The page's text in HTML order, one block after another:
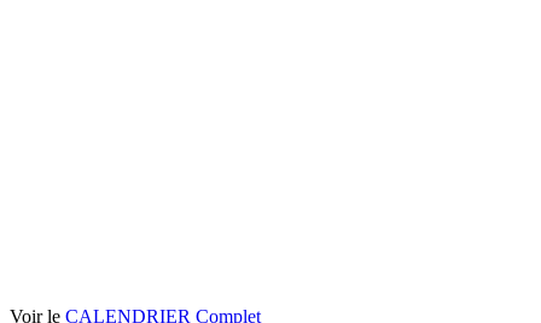
Voir le CALENDRIER Complet